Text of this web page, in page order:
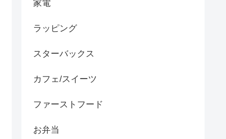
家電
ラッピング
スターバックス
カフェ/スイーツ
ファーストフード
お弁当